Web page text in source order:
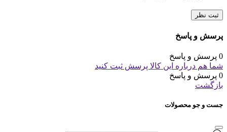
ثبت نظر
پرسش و پاسخ
0 پرسش و پاسخ
شما هم درباره این کالا پرسش ثبت کنید
0 پرسش و پاسخ
بازگشت
جست و جو محصولات